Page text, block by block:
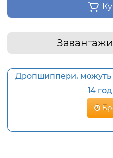
Дропшиппери, можуть
14